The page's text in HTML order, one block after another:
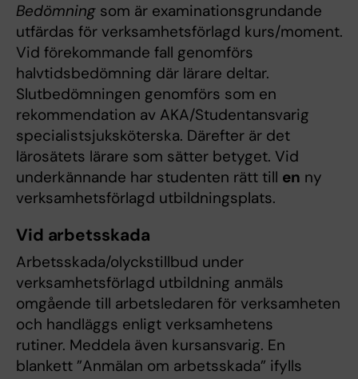
Bedömning som är examinationsgrundande
utfärdas för verksamhetsförlagd kurs/moment.
Vid förekommande fall genomförs
halvtidsbedömning där lärare deltar.
Slutbedömningen genomförs som en
rekommendation av AKA/Studentansvarig
specialistsjuksköterska. Därefter är det
lärosätets lärare som sätter betyget. Vid
underkännande har studenten rätt till en ny
verksamhetsförlagd utbildningsplats.
Vid arbetsskada
Arbetsskada/olyckstillbud under
verksamhetsförlagd utbildning anmäls
omgående till arbetsledaren för verksamheten
och handläggs enligt verksamhetens
rutiner. Meddela även kursansvarig. En
blankett ”Anmälan om arbetsskada” ifylls